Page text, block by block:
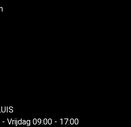
- Vrijdag 09:00 - 17:00